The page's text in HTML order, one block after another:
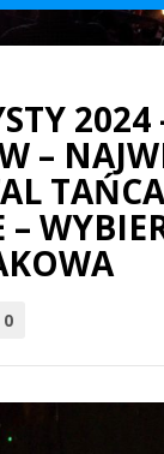
2024
–
–
0